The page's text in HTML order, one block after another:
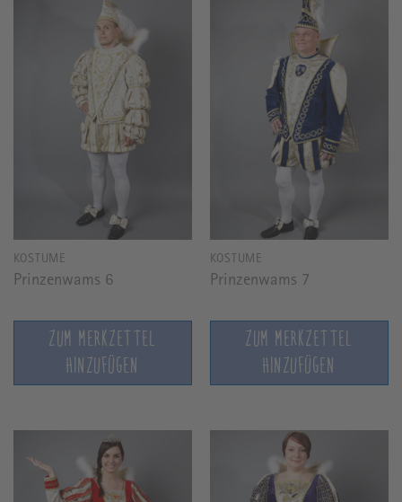
KOSTÜME
Prinzenwams 6
ZUM MERKZETTEL
HINZUFÜGEN
KOSTÜME
Prinzenwams 7
ZUM MERKZETTEL
HINZUFÜGEN